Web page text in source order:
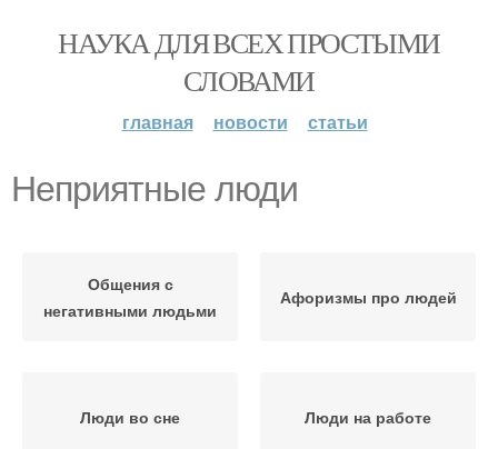
НАУКА ДЛЯ ВСЕХ ПРОСТЫМИ
СЛОВАМИ
главная новости статьи
Неприятные люди
Общения с
негативными людьми
Афоризмы про людей
Люди во сне Люди на работе